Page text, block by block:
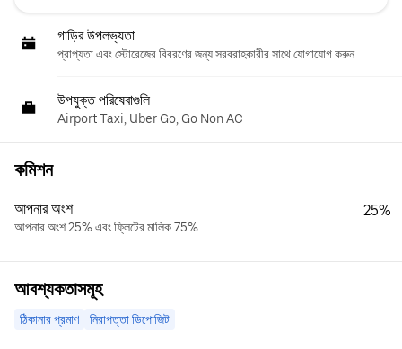
গাড়ির উপলভ্যতা
প্রাপ্যতা এবং স্টোরেজের বিবরণের জন্য সরবরাহকারীর সাথে যোগাযোগ করুন
উপযুক্ত পরিষেবাগুলি
Airport Taxi, Uber Go, Go Non AC
কমিশন
আপনার অংশ
আপনার অংশ 25% এবং ফ্লিটের মালিক 75%
25%
আবশ্যকতাসমূহ
ঠিকানার প্রমাণ নিরাপত্তা ডিপোজিট